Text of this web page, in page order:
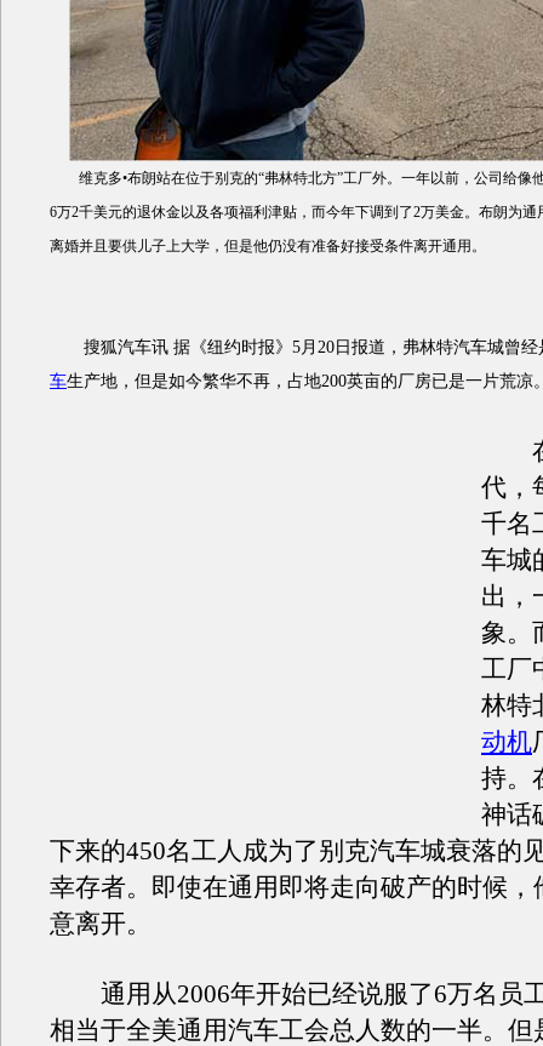
维克多•布朗站在位于别克的“弗林特北方”工厂外。一年以前，公司给像
6万2千美元的退休金以及各项福利津贴，而今年下调到了2万美金。布朗为通
离婚并且要供儿子上大学，但是他仍没有准备好接受条件离开通用。
搜狐汽车讯 据《纽约时报》5月20日报道，弗林特汽车城曾经
车生产地，但是如今繁华不再，占地200英亩的厂房已是一片荒凉
在
代，
千名
车城
出，
象。
工厂
林特
动机
持。
神话
下来的450名工人成为了别克汽车城衰落的
幸存者。即使在通用即将走向破产的时候，
意离开。
通用 从2006年开始已经说服了6万名员
相当于全美通用汽车工会总人数的一半。但